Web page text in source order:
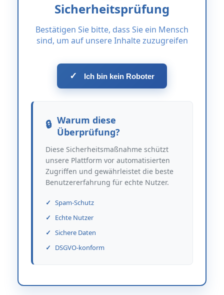
Sicherheitsprüfung
Bestätigen Sie bitte, dass Sie ein Mensch
sind, um auf unsere Inhalte zuzugreifen
✓ Ich bin kein Roboter
Warum diese
Überprüfung?
Diese Sicherheitsmaßnahme schützt
unsere Plattform vor automatisierten
Zugriffen und gewährleistet die beste
Benutzererfahrung für echte Nutzer.
Spam-Schutz
Echte Nutzer
Sichere Daten
DSGVO-konform